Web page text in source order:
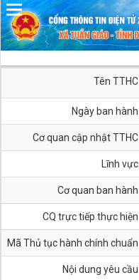
Tên TTHC
Ngày ban hành
Cơ quan cập nhật TTHC
Lĩnh vực
Cơ quan ban hành
CQ trực tiếp thực hiện
Mã Thủ tục hành chính chuẩn
Nội dung yêu cầu
Đã kết nối EMC